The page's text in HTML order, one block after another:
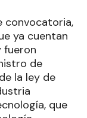
convocatoria,
ya cuentan
fueron
de
la ley de
que